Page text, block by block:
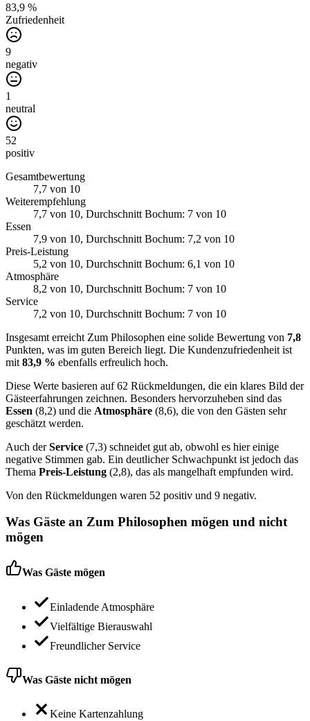
83,9 %
Zufriedenheit
9
negativ
1
neutral
52
positiv
Gesamtbewertung
7,7 von 10
Weiterempfehlung
7,7 von 10, Durchschnitt Bochum: 7 von 10
Essen
7,9 von 10, Durchschnitt Bochum: 7,2 von 10
Preis-Leistung
5,2 von 10, Durchschnitt Bochum: 6,1 von 10
Atmosphäre
8,2 von 10, Durchschnitt Bochum: 7 von 10
Service
7,2 von 10, Durchschnitt Bochum: 7 von 10
Insgesamt erreicht Zum Philosophen eine solide Bewertung von 7,8
Punkten, was im guten Bereich liegt. Die Kundenzufriedenheit ist
mit 83,9 % ebenfalls erfreulich hoch.
Diese Werte basieren auf 62 Rückmeldungen, die ein klares Bild der
Gästeerfahrungen zeichnen. Besonders hervorzuheben sind das
Essen (8,2) und die Atmosphäre (8,6), die von den Gästen sehr
geschätzt werden.
Auch derService (7,3) schneidet gut ab, obwohl es hier einige
negative Stimmen gab. Ein deutlicher Schwachpunkt ist jedoch das
Thema Preis-Leistung (2,8), das als mangelhaft empfunden wird.
Von den Rückmeldungen waren 52 positiv und 9 negativ.
Was Gäste an Zum Philosophen mögen und nicht
mögen
Was Gäste mögen
Einladende Atmosphäre
Vielfältige Bierauswahl
Freundlicher Service
Was Gäste nicht mögen
Keine Kartenzahlung